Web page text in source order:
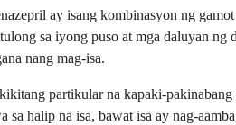
ay isang kombinasyon ng
sa iyong puso at mga daluyan ng
nang mag-isa.
partikular na kapaki-
sa halip na isa, bawat isa ay nag-